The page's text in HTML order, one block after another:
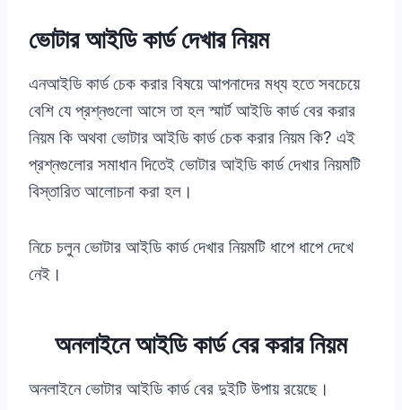
ভোটার আইডি কার্ড দেখার নিয়ম
এনআইডি কার্ড চেক করার বিষয়ে আপনাদের মধ্য হতে সবচেয়ে
বেশি যে প্রশ্নগুলো আসে তা হল স্মার্ট আইডি কার্ড বের করার
নিয়ম কি অথবা ভোটার আইডি কার্ড চেক করার নিয়ম কি? এই
প্রশ্নগুলোর সমাধান দিতেই ভোটার আইডি কার্ড দেখার নিয়মটি
বিস্তারিত আলোচনা করা হল।
নিচে চলুন ভোটার আইডি কার্ড দেখার নিয়মটি ধাপে ধাপে দেখে
নেই।
অনলাইনে আইডি কার্ড বের করার নিয়ম
অনলাইনে ভোটার আইডি কার্ড বের দুইটি উপায় রয়েছে।